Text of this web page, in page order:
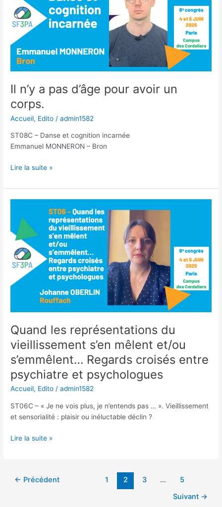
Il n’y a pas d’âge pour avoir un
corps.
Accueil, Edito /admin1582
ST08C – Danse et cognition incarnée
Emmanuel MONNERON – Bron
Il
a
pas
pour
avoir
un
corps.
Lire la suite »
Quand les représentations du
vieillissement s’en mêlent et/ou
s’emmêlent… Regards croisés entre
psychiatre et psychologues
Accueil, Edito /admin1582
ST06C – « Je ne vois plus, je n’entends pas … ». Vieillissement
et sensorialité : plaisir ou inéluctable déclin ?
Quand
vieillissement
Lire la suite »
Pagination
← Précédent 1 2 3 …
5
Suivant →